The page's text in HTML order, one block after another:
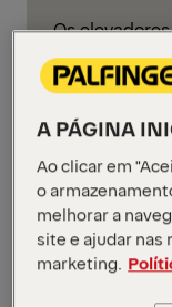
Os
concebidos
e
comboios.
integração
ferroviários,
construção
compacto e
para
A PÁGINA
Ao clicar em
o
melhorar a
site e ajudar nas
marketing.